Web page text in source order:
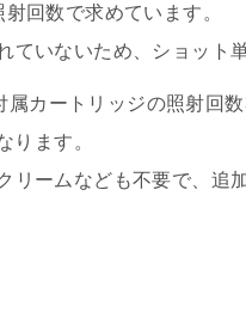
回数で求めています。
いないため、ショット
属カートリッジの照射回
ります。
リームなども不要で、追